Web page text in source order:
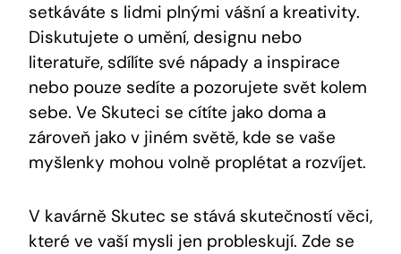
setkáváte s lidmi plnými vášní a kreativity.
Diskutujete o umění, designu nebo
literatuře, sdílíte své nápady a inspirace
nebo pouze sedíte a pozorujete svět kolem
sebe. Ve Skuteci se cítíte jako doma a
zároveň jako v jiném světě, kde se vaše
myšlenky mohou volně proplétat a rozvíjet.
V kavárně Skutec se stává skutečností věci,
které ve vaší mysli jen probleskují. Zde se